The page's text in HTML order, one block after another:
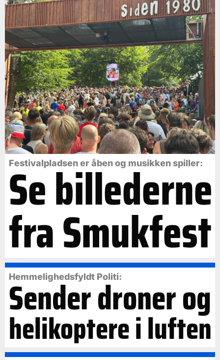
Festivalpladsen er åben og musikken spiller:
Se billederne
fra Smukfest
Hemmelighedsfyldt Politi:
Sender droner og
helikoptere i luften